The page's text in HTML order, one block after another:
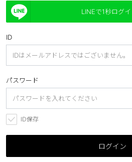
カラコン
1 Day
2 Weeks
1 Month
3~6
よりどりキット
カラー
ブラック
LINEで1秒ログイ
ID
パスワード
ID保存
ログイン